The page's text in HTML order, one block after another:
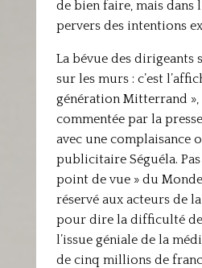
de bien faire, mais dans
pervers des intentions
La bévue des dirigeants
sur les murs : c’est
génération Mitterrand »,
commentée par la
avec une complaisance
publicitaire Séguéla. Pas
point de vue » du
réservé aux acteurs de
pour dire la difficulté
l’issue géniale de la
de cinq millions de